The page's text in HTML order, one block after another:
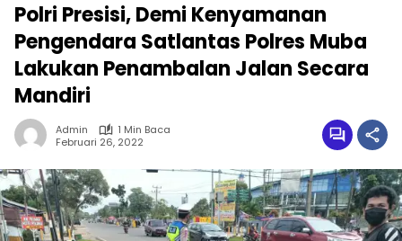
Polri Presisi, Demi Kenyamanan
Pengendara Satlantas Polres Muba
Lakukan Penambalan Jalan Secara
Mandiri
Admin
1 Min Baca
Februari 26, 2022